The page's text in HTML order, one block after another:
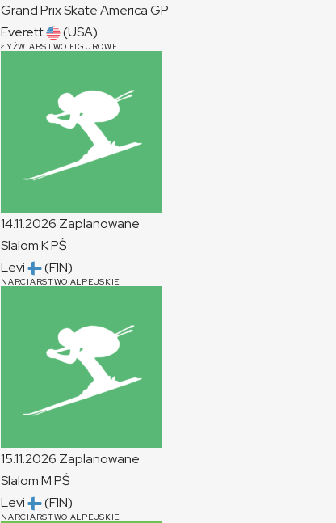
Grand Prix Skate AmericaGP
Everett
(USA)
ŁYŻWIARSTWO FIGUROWE
14.11.2026 Zaplanowane
SlalomKPŚ
Levi
(FIN)
NARCIARSTWO ALPEJSKIE
15.11.2026 Zaplanowane
SlalomM PŚ
Levi
(FIN)
NARCIARSTWO ALPEJSKIE